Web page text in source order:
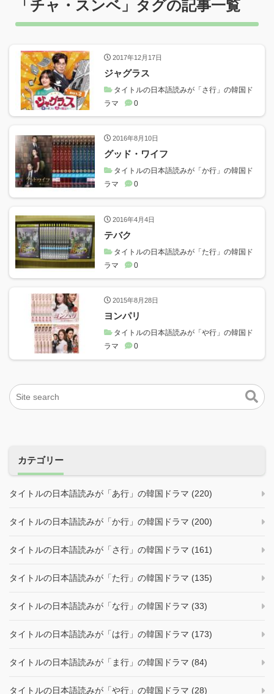
「チャ・スンベ 」タグの記事一覧
2017年12月17日
ジャグラス
タイトルの日本語読みが「さ行」の韓国ド
ラマ
0
2016年8月10日
グッド・ワイフ
タイトルの日本語読みが「か行」の韓国ド
ラマ
0
2016年4月4日
テバク
タイトルの日本語読みが「た行」の韓国ド
ラマ
0
2015年8月28日
ヨンパリ
タイトルの日本語読みが「や行」の韓国ド
ラマ
0
カテゴリー
タイトルの日本語読みが「あ行」の韓国ドラマ (220)
タイトルの日本語読みが「か行」の韓国ドラマ (200)
タイトルの日本語読みが「さ行」の韓国ドラマ (161)
タイトルの日本語読みが「た行」の韓国ドラマ (135)
タイトルの日本語読みが「な行」の韓国ドラマ (33)
タイトルの日本語読みが「は行」の韓国ドラマ (173)
タイトルの日本語読みが「ま行」の韓国ドラマ (84)
タイトルの日本語読みが「や行」の韓国ドラマ (28)